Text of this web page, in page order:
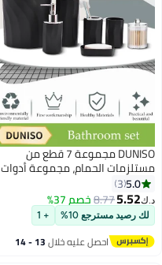
DUNISO مجموعة 7 قطع من
مستلزمات الحمام، مجموعة أدوات
النظافة المنزلية، مجموعة تخزين
الحمام، قوية ومتينة، مع زجاجة
معقم اليدين، كوب فرشاة الأسنان،
كوب غسول الفم، صندوق صابون،
فرشاة مرحاض، سلة مهملات،
صندوق أعواد قطن، مناسبة
5.0
3
د.ك‏5.52
8.77خصم 37%
لك رصيد مسترجع 10% + 1
احصل عليه خلال 13 - 14